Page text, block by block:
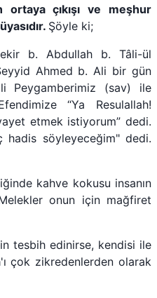
ortaya çıkışı ve meşhur
Şöyle ki;
b. Abdullah b. Tâli-ül
Ahmed b. Ali bir gün
Peygamberimiz (sav) ile
“Ya Resulallah!
etmek istiyorum” dedi.
hadis söyleyeceğim" dedi.
kahve kokusu insanın
onun için mağfiret
tesbih edinirse, kendisi ile
çok zikredenlerden olarak